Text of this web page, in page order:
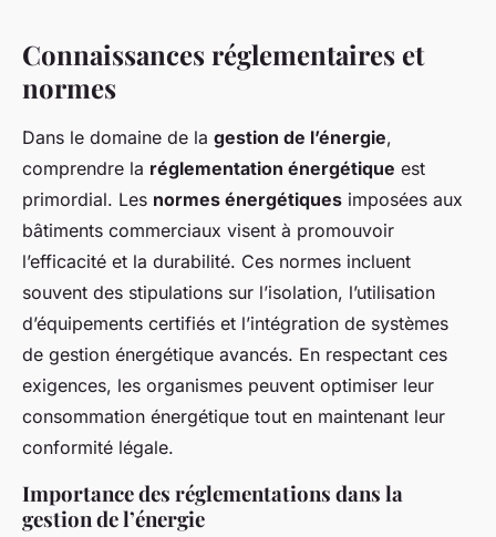
Connaissances réglementaires et
normes
Dans le domaine de la gestion de l’énergie,
comprendre la réglementation énergétique est
primordial. Les normes énergétiques imposées aux
bâtiments commerciaux visent à promouvoir
l’efficacité et la durabilité. Ces normes incluent
souvent des stipulations sur l’isolation, l’utilisation
d’équipements certifiés et l’intégration de systèmes
de gestion énergétique avancés. En respectant ces
exigences, les organismes peuvent optimiser leur
consommation énergétique tout en maintenant leur
conformité légale.
Importance des réglementations dans la
gestion de l’énergie